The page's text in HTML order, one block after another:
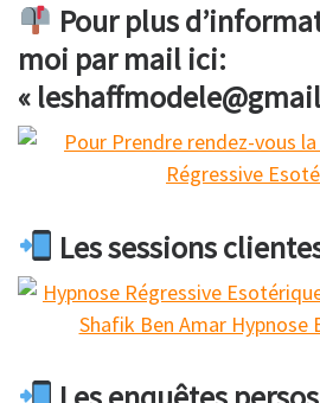
Pour plus
moi par mail ici:
«
Les sessions